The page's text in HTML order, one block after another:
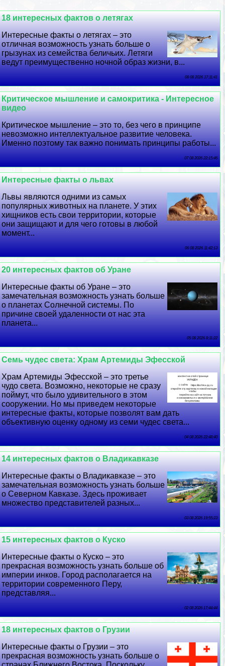
18 интересных фактов о летягах
Интересные факты о летягах – это
отличная возможность узнать больше о
грызунах из семейства беличьих. Летяги
ведут преимущественно ночной образ жизни, в...
08 08 2026 17:11:41
Критическое мышление и самокритика - Интересное
видео
Критическое мышление – это то, без чего в принципе
невозможно интеллектуальное развитие человека.
Именно поэтому так важно понимать принципы работы...
07 08 2026 22:15:46
Интересные факты о львах
Львы являются одними из самых
популярных животных на планете. У этих
хищников есть свои территории, которые
они защищают и для чего готовы в любой
момент...
06 08 2026 11:42:13
20 интересных фактов об Уране
Интересные факты об Уране – это
замечательная возможность узнать больше
о планетах Солнечной системы. По
причине своей удаленности от нас эта
планета...
05 08 2026 8:11:22
Семь чудес света: Храм Артемиды Эфесской
Храм Артемиды Эфесской – это третье
чудо света. Возможно, некоторые не сразу
поймут, что было удивительного в этом
сооружении. Но мы приведем некоторые
интересные факты, которые позволят вам дать
объективную оценку одному из семи чудес света...
04 08 2026 22:48:40
14 интересных фактов о Владикавказе
Интересные факты о Владикавказе – это
замечательная возможность узнать больше
о Северном Кавказе. Здесь проживает
множество представителей разных...
03 08 2026 19:55:23
15 интересных фактов о Куско
Интересные факты о Куско – это
прекрасная возможность узнать больше об
империи инков. Город располагается на
территории современного Перу,
представляя...
02 08 2026 17:44:44
18 интересных фактов о Грузии
Интересные факты о Грузии – это
прекрасная возможность узнать больше о